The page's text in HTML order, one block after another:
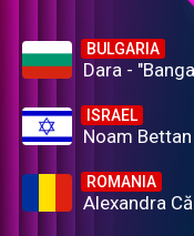
BULGARIA
Dara -
ISRAEL
Noam
ROMANIA
Alexandra